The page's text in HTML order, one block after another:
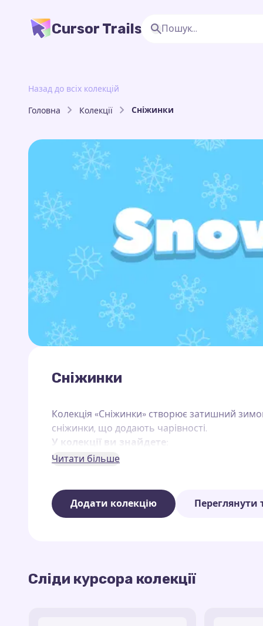
Cursor Trails
Назад до всіх колекцій
Головна Колекції Сніжинки
Сніжинки
Колекція «Сніжинки» створює затишний
сніжинки, що додають чарівності.
У колекції ви знайдете:
Світлові сніжинки— сяючі сніжинки із
Кольорові сніжинки
— яскраві сніжинки
Читати більше
Додати колекцію Переглянути
Сліди курсора колекції